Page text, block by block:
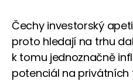
Čechy investorský
proto hledají na trhu
k tomu jednoznačně
potenciál na privátních